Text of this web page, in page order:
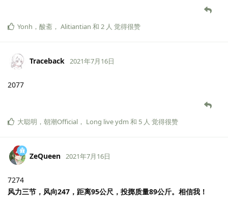
Yonh ， 酸斋 ， Alitiantian 和 2 人 觉得很赞
Traceback 2021年7月16日
2077
大聪明 ， 朝潮Official ， Long live ydm 和 5 人 觉得很赞
ZeQueen 2021年7月16日
7274
风力三节，风向247，距离95公尺，投掷质量89公斤。相信我！